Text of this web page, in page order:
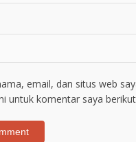
email, dan situs web
untuk komentar saya